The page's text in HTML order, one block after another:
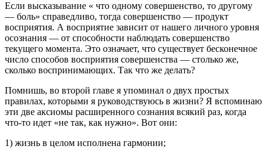
Если высказывание « что одному совершенство, то другому
— боль» справедливо, тогда совершенство — продукт
восприятия. А восприятие зависит от нашего личного уровня
осознания — от способности наблюдать совершенство
текущего момента. Это означает, что существует бесконечное
число способов восприятия совершенства — столько же,
сколько воспринимающих. Так что же делать?
Помнишь, во второй главе я упоминал о двух простых
правилах, которыми я руководствуюсь в жизни? Я вспоминаю
эти две аксиомы расширенного сознания всякий раз, когда
что-то идет «не так, как нужно». Вот они:
1) жизнь в целом исполнена гармонии;